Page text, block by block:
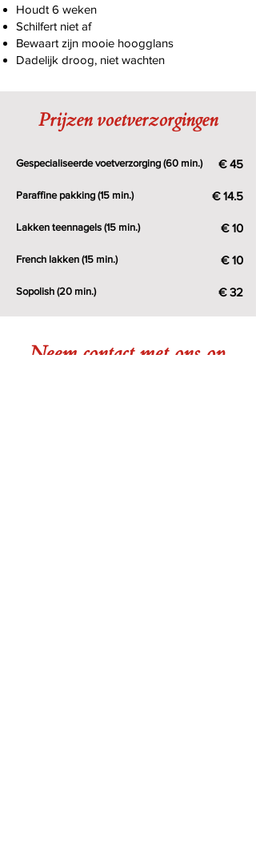
Houdt 6 weken
Schilfert niet af
Bewaart zijn mooie hoogglans
Dadelijk droog, niet wachten
Prijzen voetverzorgingen
Gespecialiseerde voetverzorging (60 min.) € 45
Paraffine pakking (15 min.) € 14.5
Lakken teennagels (15 min.) € 10
French lakken (15 min.) € 10
Sopolish (20 min.) € 32
Neem contact met ons op